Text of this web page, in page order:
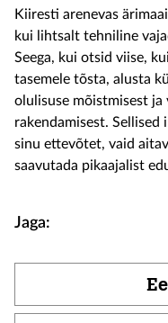
Kiiresti arenevas
kui lihtsalt tehniline
Seega, kui otsid viise,
tasemele tõsta, alusta
olulisuse mõistmisest ja
rakendamisest.
sinu ettevõtet, vaid
saavutada pikaajalist
Jaga: